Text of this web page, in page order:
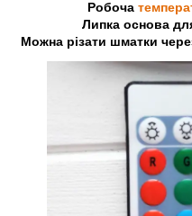
Робоча
Липка основа
Можна різати шматки